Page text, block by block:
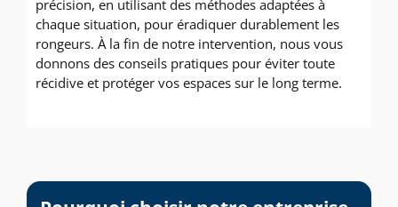
précision, en utilisant des méthodes adaptées à
chaque situation, pour éradiquer durablement les
rongeurs. À la fin de notre intervention, nous vous
donnons des conseils pratiques pour éviter toute
récidive et protéger vos espaces sur le long terme.